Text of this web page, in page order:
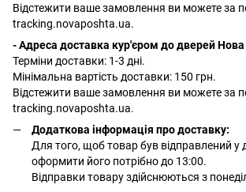
Відстежити ваше замовлення ви можете за
tracking.novaposhta.ua.
- Адреса доставка кур'єром до дверей
Терміни доставки: 1-3 дні.
Мінімальна вартість доставки: 150 грн.
Відстежити ваше замовлення ви можете за
tracking.novaposhta.ua.
Додаткова інформація про доставку:
Для того, щоб товар був відправлений у
оформити його потрібно до 13:00.
Відправки товару здійснюються з